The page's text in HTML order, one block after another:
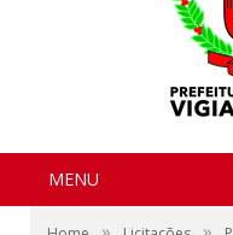
MENU